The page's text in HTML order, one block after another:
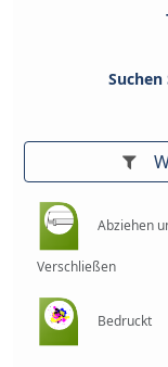
Abziehen
Verschließen
Bedruckt